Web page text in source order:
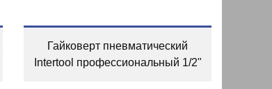
Гайковерт пневматический
Intertool профессиональный 1/2"